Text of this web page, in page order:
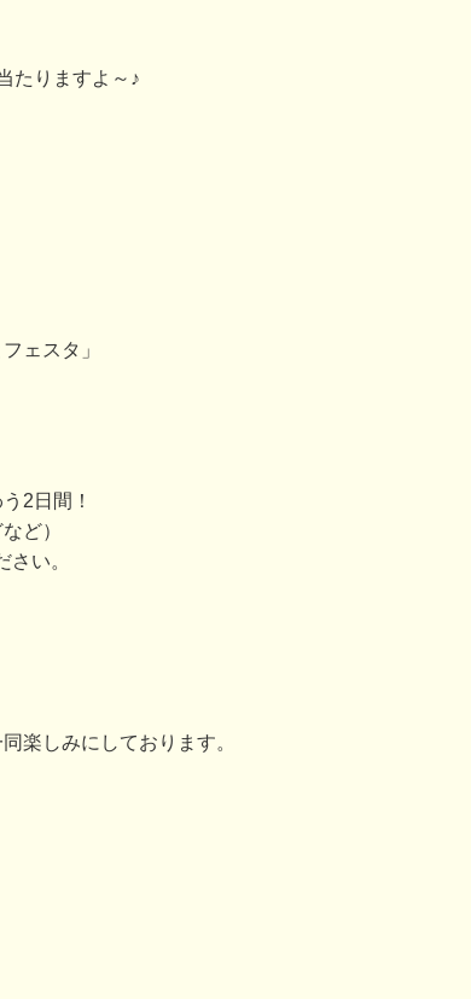
たりますよ～♪
ェスタ」
2日間！
ど）
い。
楽しみにしております。